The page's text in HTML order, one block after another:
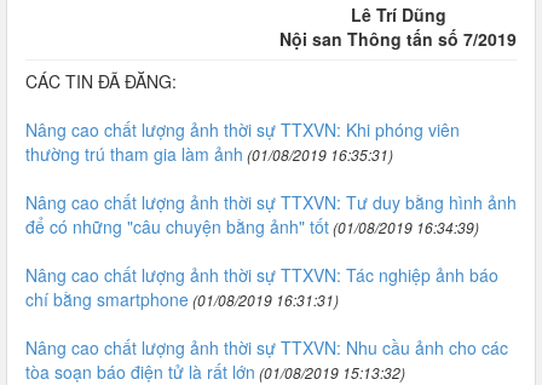
Lê Trí Dũng
Nội san Thông tấn số 7/2019
CÁC TIN ĐÃ ĐĂNG:
Nâng cao chất lượng ảnh thời sự TTXVN: Khi phóng viên
thường trú tham gia làm ảnh (01/08/2019 16:35:31)
Nâng cao chất lượng ảnh thời sự TTXVN: Tư duy bằng hình ảnh
để có những "câu chuyện bằng ảnh" tốt(01/08/2019 16:34:39)
Nâng cao chất lượng ảnh thời sự TTXVN: Tác nghiệp ảnh báo
chí bằng smartphone(01/08/2019 16:31:31)
Nâng cao chất lượng ảnh thời sự TTXVN: Nhu cầu ảnh cho các
tòa soạn báo điện tử là rất lớn (01/08/2019 15:13:32)